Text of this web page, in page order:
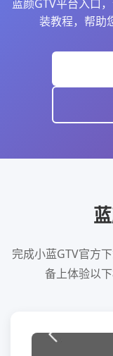
蓝颜GTV平台入口
装教程，帮助
完成小蓝GTV官方
备上体验以